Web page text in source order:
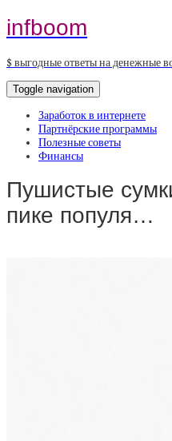
infboom
$ выгодные ответы на денежные
Toggle navigation
Заработок в интернете
Партнёрские программы
Полезные советы
Финансы
Пушистые
пике популя…